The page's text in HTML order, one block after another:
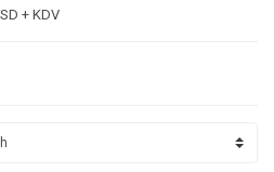
+ KDV